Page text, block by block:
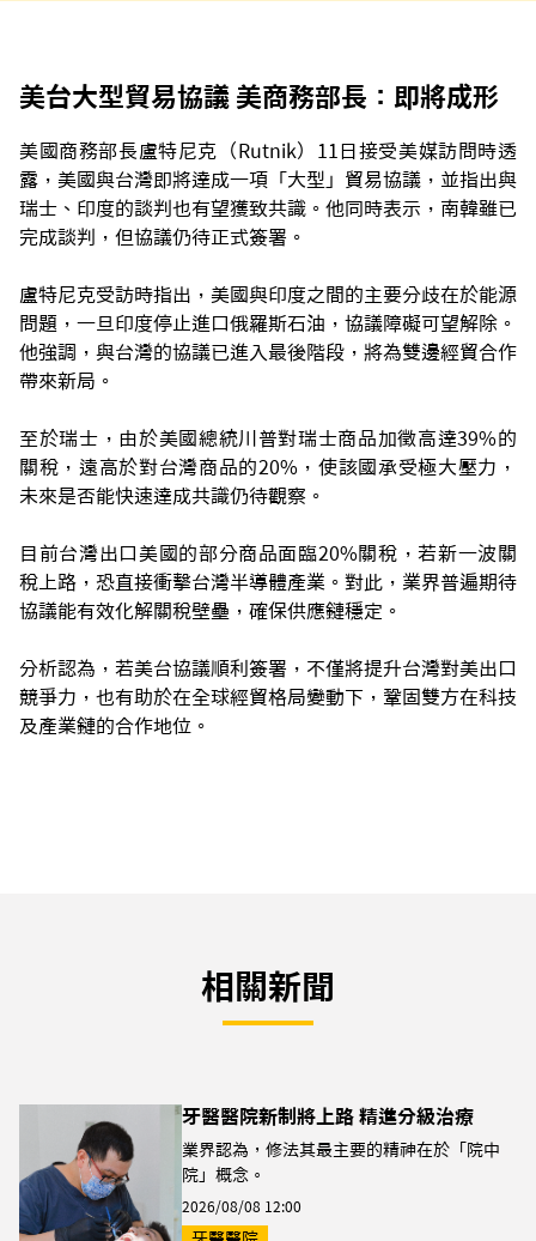
美台大型貿易協議 美商務部長：即將成形
美國商務部長盧特尼克（Rutnik）11日接受美媒訪問時透
露，美國與台灣即將達成一項「大型」貿易協議，並指出與
瑞士、印度的談判也有望獲致共識。他同時表示，南韓雖已
完成談判，但協議仍待正式簽署。
盧特尼克受訪時指出，美國與印度之間的主要分歧在於能源
問題，一旦印度停止進口俄羅斯石油，協議障礙可望解除。
他強調，與台灣的協議已進入最後階段，將為雙邊經貿合作
帶來新局。
至於瑞士，由於美國總統川普對瑞士商品加徵高達39%的
關稅，遠高於對台灣商品的20%，使該國承受極大壓力，
未來是否能快速達成共識仍待觀察。
目前台灣出口美國的部分商品面臨20%關稅，若新一波關
稅上路，恐直接衝擊台灣半導體產業。對此，業界普遍期待
協議能有效化解關稅壁壘，確保供應鏈穩定。
分析認為，若美台協議順利簽署，不僅將提升台灣對美出口
競爭力，也有助於在全球經貿格局變動下，鞏固雙方在科技
及產業鏈的合作地位。
相關新聞
牙醫醫院新制將上路 精進分級治療
業界認為，修法其最主要的精神在於「院中
院」概念。
2026/08/08 12:00